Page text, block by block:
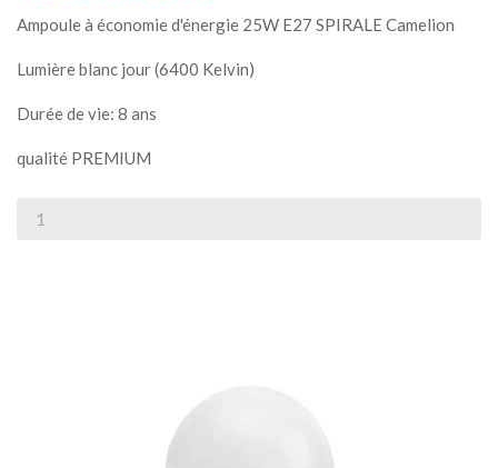
Ampoule à économie d'énergie 25W E27 SPIRALE Camelion
Lumière blanc jour (6400 Kelvin)
Durée de vie: 8 ans
qualité PREMIUM